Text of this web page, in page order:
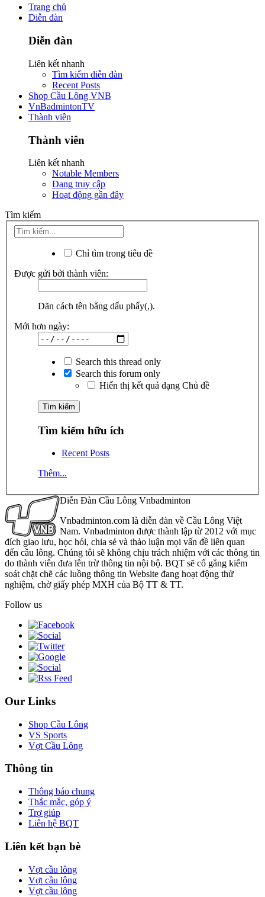
Trang chủ
Diễn đàn
Diễn đàn
Liên kết nhanh
Tìm kiếm diễn đàn
Recent Posts
Shop Cầu Lông VNB
VnBadmintonTV
Thành viên
Thành viên
Liên kết nhanh
Notable Members
Đang truy cập
Hoạt động gần đây
Tìm kiếm
Chỉ tìm trong tiêu đề
Được gửi bởi thành viên:
Dãn cách tên bằng dấu phẩy(,).
Mới hơn ngày:
Search this thread only
Search this forum only
Hiển thị kết quả dạng Chủ đề
Tìm kiếm hữu ích
Recent Posts
Thêm...
Diễn Đàn Cầu Lông Vnbadminton
Vnbadminton.com là diễn đàn về Cầu Lông Việt
Nam. Vnbadminton được thành lập từ 2012 với mục
đích giao lưu, học hỏi, chia sẻ và thảo luận mọi vấn đề liên quan
đến cầu lông. Chúng tôi sẽ không chịu trách nhiệm với các thông tin
do thành viên đưa lên trừ thông tin nội bộ. BQT sẽ cố gắng kiểm
soát chặt chẽ các luồng thông tin Website đang hoạt động thử
nghiệm, chờ giấy phép MXH của Bộ TT & TT.
Follow us
Our Links
Shop Cầu Lông
VS Sports
Vợt Cầu Lông
Thông tin
Thông báo chung
Thắc mắc, góp ý
Trợ giúp
Liên hệ BQT
Liên kết bạn bè
Vợt cầu lông
Vợt cầu lông
Vợt cầu lông